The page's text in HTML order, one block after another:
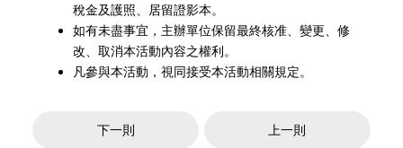
稅金及護照、居留證影本。
如有未盡事宜，主辦單位保留最終核准、變更、修
改、取消本活動內容之權利。
凡參與本活動，視同接受本活動相關規定。
下一則 上一則